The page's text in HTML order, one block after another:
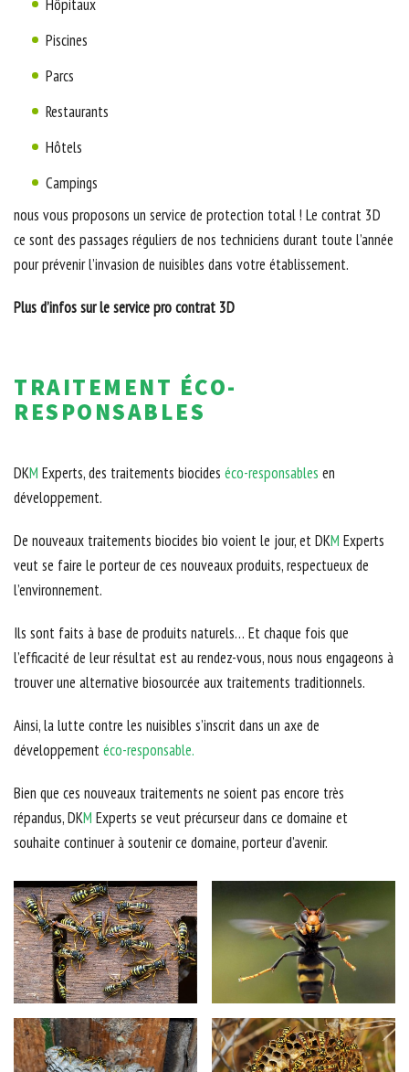
Hôpitaux
Piscines
Parcs
Restaurants
Hôtels
Campings
nous vous proposons un service de protection total ! Le contrat 3D
ce sont des passages réguliers de nos techniciens durant toute l’année
pour prévenir l’invasion de nuisibles dans votre établissement.
Plus d’infos sur le service pro contrat 3D
TRAITEMENT ÉCO-
RESPONSABLES
DKM Experts, des traitements biocides éco-responsables en
développement.
De nouveaux traitements biocides bio voient le jour, et DKM Experts
veut se faire le porteur de ces nouveaux produits, respectueux de
l’environnement.
Ils sont faits à base de produits naturels… Et chaque fois que
l’efficacité de leur résultat est au rendez-vous, nous nous engageons à
trouver une alternative biosourcée aux traitements traditionnels.
Ainsi, la lutte contre les nuisibles s’inscrit dans un axe de
développementéco-responsable.
Bien que ces nouveaux traitements ne soient pas encore très
répandus, DKM Experts se veut précurseur dans ce domaine et
souhaite continuer à soutenir ce domaine, porteur d’avenir.